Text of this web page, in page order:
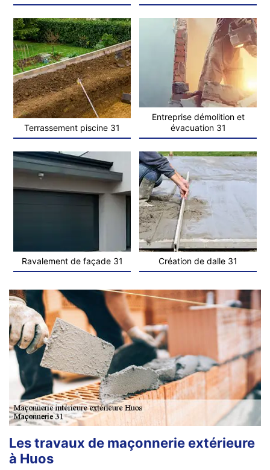
Terrassement piscine 31
Entreprise démolition et
évacuation 31
Ravalement de façade 31 Création de dalle 31
Les travaux de maçonnerie extérieure
à Huos